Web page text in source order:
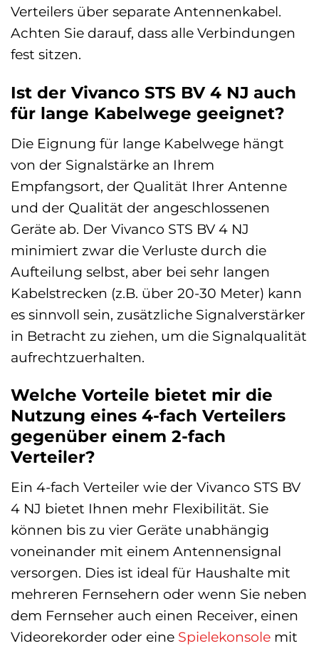
Verteilers über separate Antennenkabel.
Achten Sie darauf, dass alle Verbindungen
fest sitzen.
Ist der Vivanco STS BV 4 NJ auch
für lange Kabelwege geeignet?
Die Eignung für lange Kabelwege hängt
von der Signalstärke an Ihrem
Empfangsort, der Qualität Ihrer Antenne
und der Qualität der angeschlossenen
Geräte ab. Der Vivanco STS BV 4 NJ
minimiert zwar die Verluste durch die
Aufteilung selbst, aber bei sehr langen
Kabelstrecken (z.B. über 20-30 Meter) kann
es sinnvoll sein, zusätzliche Signalverstärker
in Betracht zu ziehen, um die Signalqualität
aufrechtzuerhalten.
Welche Vorteile bietet mir die
Nutzung eines 4-fach Verteilers
gegenüber einem 2-fach
Verteiler?
Ein 4-fach Verteiler wie der Vivanco STS BV
4 NJ bietet Ihnen mehr Flexibilität. Sie
können bis zu vier Geräte unabhängig
voneinander mit einem Antennensignal
versorgen. Dies ist ideal für Haushalte mit
mehreren Fernsehern oder wenn Sie neben
dem Fernseher auch einen Receiver, einen
Videorekorder oder eine Spielekonsole mit